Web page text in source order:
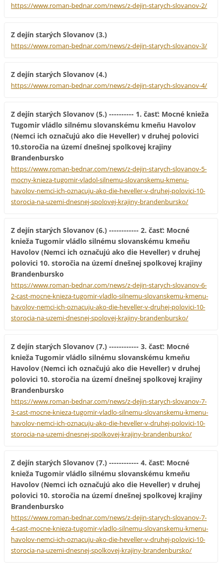
https://www.roman-bednar.com/news/z-dejin-starych-slovanov-2/
Z dejín starých Slovanov (3.)
https://www.roman-bednar.com/news/z-dejin-starych-slovanov-3/
Z dejín starých Slovanov (4.)
https://www.roman-bednar.com/news/z-dejin-starych-slovanov-4/
Z dejín starých Slovanov (5.) ---------- 1. časť: Mocné knieža
Tugomir vládlo silnému slovanskému kmeňu Havolov
(Nemci ich označujú ako die Heveller) v druhej polovici
10.storočia na území dnešnej spolkovej krajiny
Brandenbursko
https://www.roman-bednar.com/news/z-dejin-starych-slovanov-5-
mocny-knieza-tugomir-vladol-silnemu-slovanskemu-kmenu-
havolov-nemci-ich-oznacuju-ako-die-heveller-v-druhej-polovici-10-
storocia-na-uzemi-dnesnej-spolovej-krajiny-brandenbursko/
Z dejín starých Slovanov (6.) ------------ 2. časť: Mocné
knieža Tugomir vládlo silnému slovanskému kmeňu
Havolov (Nemci ich označujú ako die Heveller) v druhej
polovici 10. storočia na území dnešnej spolkovej krajiny
Brandenbursko
https://www.roman-bednar.com/news/z-dejin-starych-slovanov-6-
2-cast-mocne-knieza-tugomir-vladlo-silnemu-slovanskemu-kmenu-
havolov-nemci-ich-oznacuju-ako-die-heveller-v-druhej-polovici-10-
storocia-na-uzemi-dnesnej-spolovej-krajiny-brandenbursko/
Z dejín starých Slovanov (7.) ------------ 3. časť: Mocné
knieža Tugomir vládlo silnému slovanskému kmeňu
Havolov (Nemci ich označujú ako die Heveller) v druhej
polovici 10. storočia na území dnešnej spolkovej krajiny
Brandenbursko
https://www.roman-bednar.com/news/z-dejin-starych-slovanov-7-
3-cast-mocne-knieza-tugomir-vladlo-silnemu-slovanskemu-kmenu-
havolov-nemci-ich-oznacuju-ako-die-heveller-v-druhej-polovici-10-
storocia-na-uzemi-dnesnej-spolkovej-krajiny-brandenbursko/
Z dejín starých Slovanov (7.) ------------ 4. časť: Mocné
knieža Tugomir vládlo silnému slovanskému kmeňu
Havolov (Nemci ich označujú ako die Heveller) v druhej
polovici 10. storočia na území dnešnej spolkovej krajiny
Brandenbursko
https://www.roman-bednar.com/news/z-dejin-starych-slovanov-7-
4-cast-mocne-knieza-tugomir-vladlo-silnemu-slovanskemu-kmenu-
havolov-nemci-ich-oznacuju-ako-die-heveller-v-druhej-polovici-10-
storocia-na-uzemi-dnesnej-spolkovej-krajiny-brandenbursko/